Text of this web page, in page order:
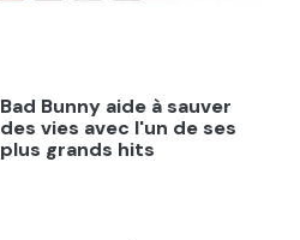
Bad Bunny aide à sauver
des vies avec l'un de ses
plus grands hits